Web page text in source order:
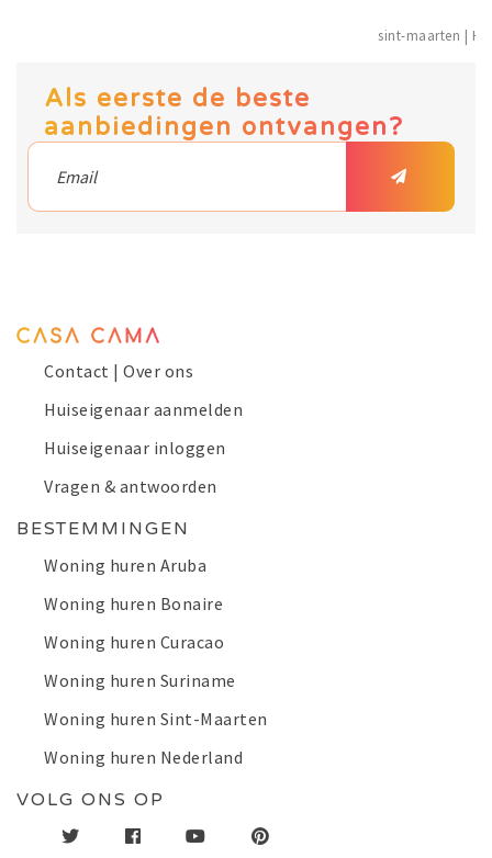
sint-
Als eerste de beste
aanbiedingen ontvangen?
Contact | Over ons
Huiseigenaar aanmelden
Huiseigenaar inloggen
Vragen & antwoorden
BESTEMMINGEN
Woning huren Aruba
Woning huren Bonaire
Woning huren Curacao
Woning huren Suriname
Woning huren Sint-Maarten
Woning huren Nederland
VOLG ONS OP